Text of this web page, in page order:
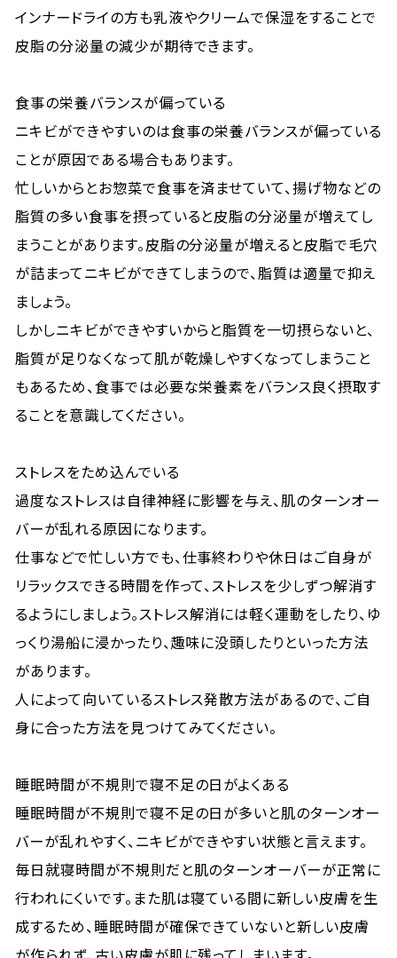
インナードライの方も乳液やクリームで保湿をすることで
皮脂の分泌量の減少が期待できます。
食事の栄養バランスが偏っている
ニキビができやすいのは食事の栄養バランスが偏っている
ことが原因である場合もあります。
忙しいからとお惣菜で食事を済ませていて、揚げ物などの
脂質の多い食事を摂っていると皮脂の分泌量が増えてし
まうことがあります。皮脂の分泌量が増えると皮脂で毛穴
が詰まってニキビができてしまうので、脂質は適量で抑え
ましょう。
しかしニキビができやすいからと脂質を一切摂らないと、
脂質が足りなくなって肌が乾燥しやすくなってしまうこと
もあるため、食事では必要な栄養素をバランス良く摂取す
ることを意識してください。
ストレスをため込んでいる
過度なストレスは自律神経に影響を与え、肌のターンオー
バーが乱れる原因になります。
仕事などで忙しい方でも、仕事終わりや休日はご自身が
リラックスできる時間を作って、ストレスを少しずつ解消す
るようにしましょう。ストレス解消には軽く運動をしたり、ゆ
っくり湯船に浸かったり、趣味に没頭したりといった方法
があります。
人によって向いているストレス発散方法があるので、ご自
身に合った方法を見つけてみてください。
睡眠時間が不規則で寝不足の日がよくある
睡眠時間が不規則で寝不足の日が多いと肌のターンオー
バーが乱れやすく、ニキビができやすい状態と言えます。
毎日就寝時間が不規則だと肌のターンオーバーが正常に
行われにくいです。また肌は寝ている間に新しい皮膚を生
成するため、睡眠時間が確保できていないと新しい皮膚